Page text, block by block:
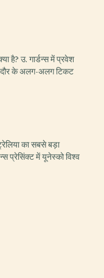
है? उ. गार्डन्स में प्रवेश
दौर के अलग-अलग टिकट
का सबसे बड़ा
प्रेसिंक्ट में यूनेस्को विश्व